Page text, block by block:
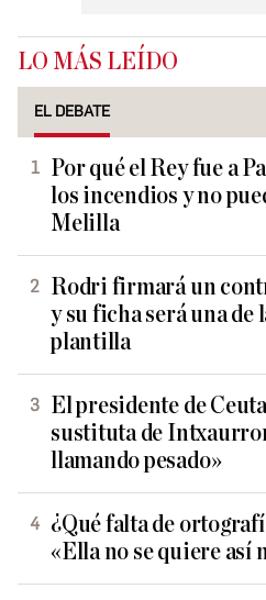
LO MÁS LEÍDO
EL DEBATE
Por qué el Rey fue a
los incendios y no
Melilla
Rodri firmará un
y su ficha será una de
plantilla
El presidente de
sustituta de
llamando pesado»
¿Qué falta de
«Ella no se quiere así